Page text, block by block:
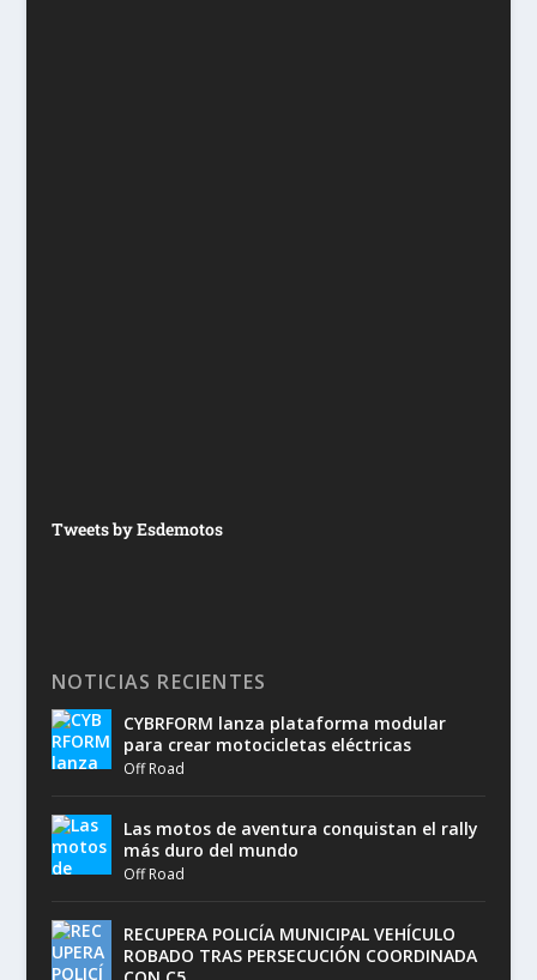
Tweets by Esdemotos
NOTICIAS RECIENTES
CYBRFORM lanza plataforma modular
para crear motocicletas eléctricas
Off Road
Las motos de aventura conquistan el rally
más duro del mundo
Off Road
RECUPERA POLICÍA MUNICIPAL VEHÍCULO
ROBADO TRAS PERSECUCIÓN COORDINADA